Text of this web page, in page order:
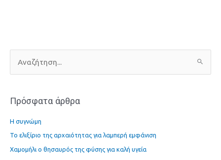
ν
ζ
τ
η
σ
Πρόσφατα άρθρα
Η συγνώμη
Το ελιξίριο της αρχαιότητας για λαμπερή εμφάνιση
Χαμομήλι ο θησαυρός της φύσης για καλή υγεία